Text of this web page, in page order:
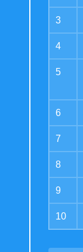
3
4
5
6
7
8
9
10